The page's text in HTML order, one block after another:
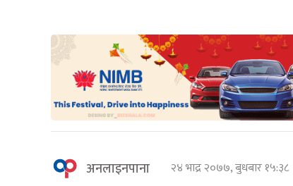
अनलाइनपाना २४ भाद्र २०७७, बुधबार १५:३८